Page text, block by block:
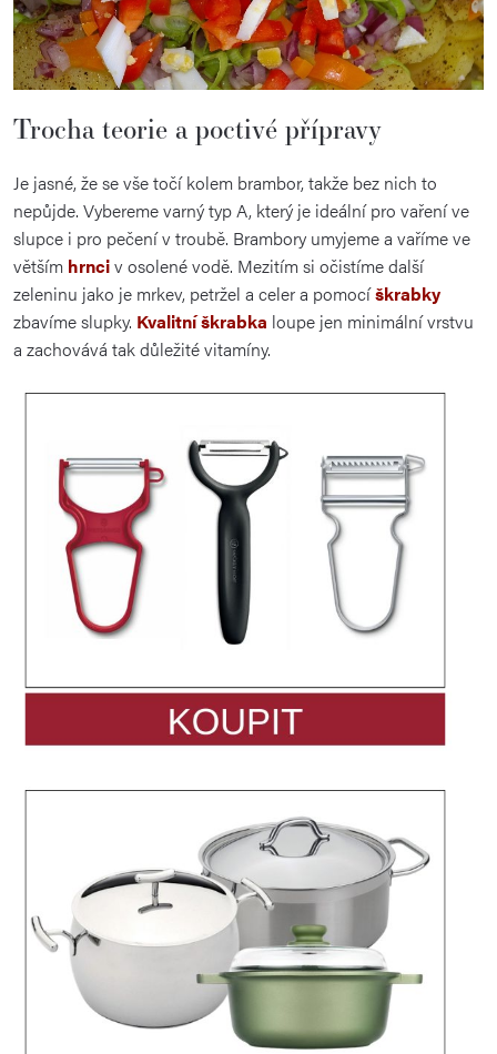
Trocha teorie a poctivé přípravy
Je jasné, že se vše točí kolem brambor, takže bez nich to
nepůjde. Vybereme varný typ A, který je ideální pro vaření ve
slupce i pro pečení v troubě. Brambory umyjeme a vaříme ve
větším hrnciv osolené vodě. Mezitím si očistíme další
zeleninu jako je mrkev, petržel a celer a pomocíškrabky
zbavíme slupky. Kvalitní škrabka loupe jen minimální vrstvu
a zachovává tak důležité vitamíny.